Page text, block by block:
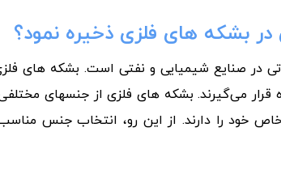
بشکه های فلزی ذخیره نمود؟
در صنایع شیمیایی و نفتی است. بشکه های
می‌گیرند. بشکه های فلزی از جنسهای مختلفی
خود را دارند. از این رو، انتخاب جنس